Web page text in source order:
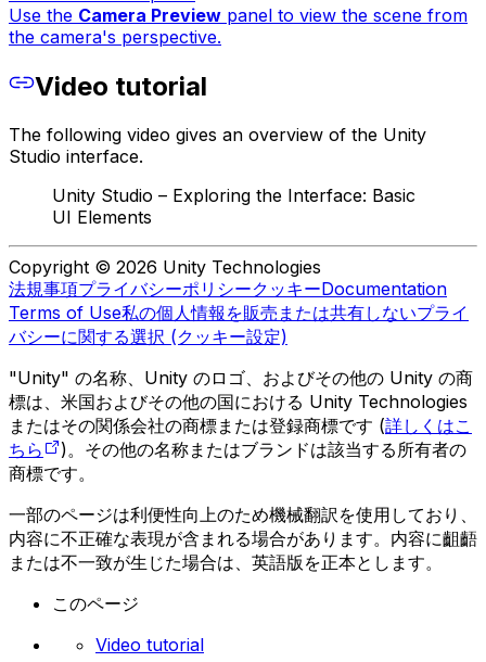
Use the Camera Preview panel to view the scene from
the camera's perspective.
Video tutorial
The following video gives an overview of the Unity
Studio interface.
Unity Studio – Exploring the Interface: Basic
UI Elements
Copyright © 2026 Unity Technologies
法規事項プライバシーポリシークッキーDocumentation
Terms of Use私の個人情報を販売または共有しないプライ
バシーに関する選択 (クッキー設定)
"Unity" の名称、Unity のロゴ、およびその他の Unity の商
標は、米国およびその他の国における Unity Technologies
またはその関係会社の商標または登録商標です (詳しくはこ
ちら
)。その他の名称またはブランドは該当する所有者の
商標です。
一部のページは利便性向上のため機械翻訳を使用しており、
内容に不正確な表現が含まれる場合があります。内容に齟齬
または不一致が生じた場合は、英語版を正本とします。
このページ
Video tutorial